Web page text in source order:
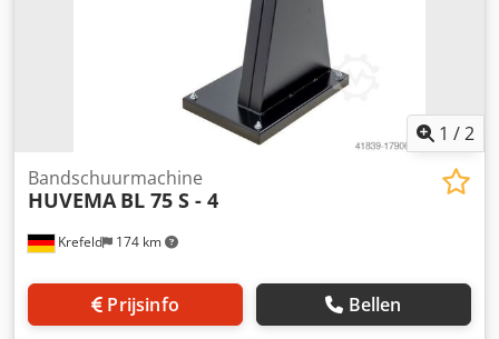
1 /2
Krefeld 174 km
Bandschuurmachine
HUVEMA BL 75 S - 4
Prijsinfo Bellen